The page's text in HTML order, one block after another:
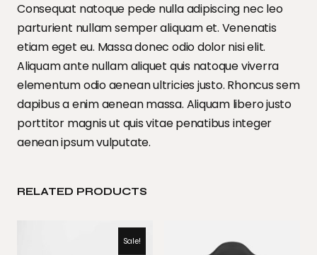
Consequat natoque pede nulla adipiscing nec leo
parturient nullam semper aliquam et. Venenatis
etiam eget eu. Massa donec odio dolor nisi elit.
Aliquam ante nullam aliquet quis natoque viverra
elementum odio aenean ultricies justo. Rhoncus sem
dapibus a enim aenean massa. Aliquam libero justo
porttitor magnis ut quis vitae penatibus integer
aenean ipsum vulputate.
RELATED PRODUCTS
Sale!